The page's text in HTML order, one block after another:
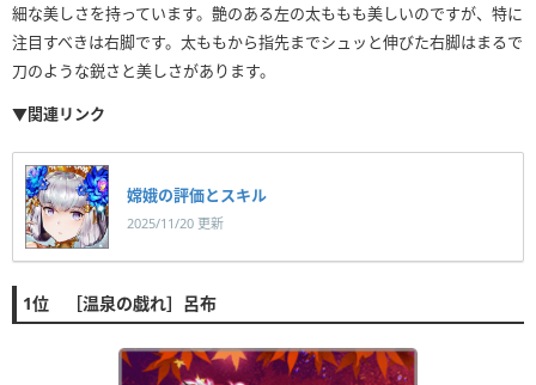
細な美しさを持っています。艶のある左の太ももも美しいのですが、特に
注目すべきは右脚です。太ももから指先までシュッと伸びた右脚はまるで
刀のような鋭さと美しさがあります。
▼関連リンク
嫦娥の評価とスキル
2025/11/20 更新
1位 ［温泉の戯れ］呂布